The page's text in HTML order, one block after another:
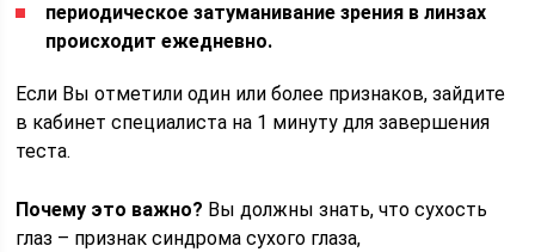
периодическое затуманивание зрения в линзах
происходит ежедневно.
Если Вы отметили один или более признаков, зайдите
в кабинет специалиста на 1 минуту для завершения
теста.
Почему это важно? Вы должны знать, что сухость
глаз – признак синдрома сухого глаза,